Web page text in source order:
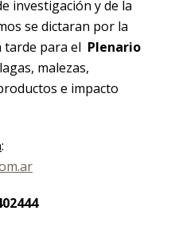
investigación y de la
se dictaran por la
tarde para el Plenario
malezas,
e impacto
: